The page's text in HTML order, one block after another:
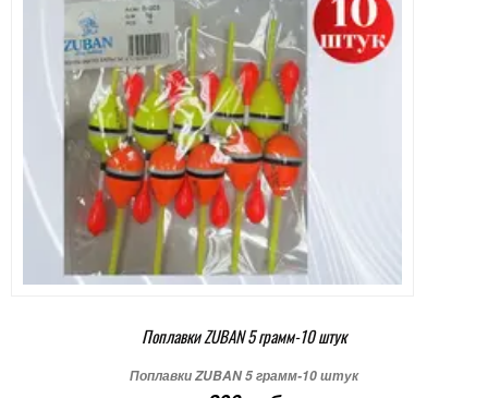
Поплавки ZUBAN 5 грамм-10 штук
Поплавки ZUBAN 5 грамм-10 штук